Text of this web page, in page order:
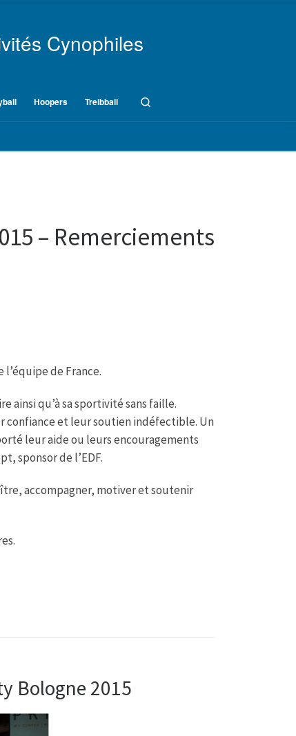
Cynophiles
Hoopers Treibball
– Remerciements
de France.
ainsi qu’à sa sportivité sans faille.
confiance et leur soutien indéfectible. Un
leur aide ou leurs encouragements
sponsor de l’EDF.
accompagner, motiver et soutenir
Bologne 2015